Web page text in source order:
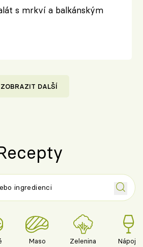
s mrkví a balkánským
ZOBRAZIT DALŠÍ
Maso Zelenina Nápoje